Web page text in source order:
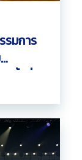
รมการ
รั้งที่